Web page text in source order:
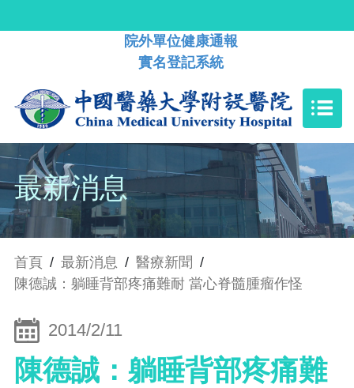
院外單位健康通報
實名登記系統
最新消息
首頁 / 最新消息 / 醫療新聞 /
陳德誠：躺睡背部疼痛難耐 當心脊髓腫瘤作怪
2014/2/11
陳德誠：躺睡背部疼痛難